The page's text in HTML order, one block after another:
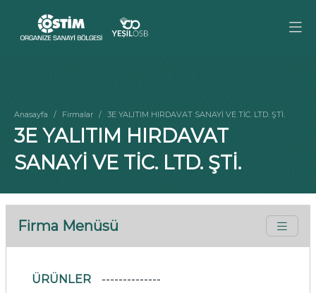
Anasayfa Firmalar 3E YALITIM HIRDAVAT SANAYİ VE TİC. LTD. ŞTİ.
3E YALITIM HIRDAVAT
SANAYİ VE TİC. LTD. ŞTİ.
Firma Menüsü
ÜRÜNLER